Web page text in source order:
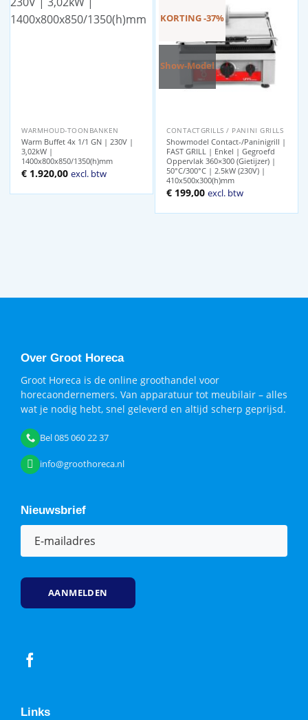
WARMHOUD-TOONBANKEN
Warm Buffet 4x 1/1 GN | 230V |
3,02kW |
1400x800x850/1350(h)mm
€ 1.920,00 excl. btw
KORTING -37%
Show-Model
CONTACTGRILLS / PANINI GRILLS
Showmodel Contact-/Paninigrill |
FAST GRILL | Enkel | Gegroefd
Oppervlak 360×300 (Gietijzer) |
50°C/300°C | 2.5kW (230V) |
410x500x300(h)mm
Oorspronkelijke
prijs
€ 199,00Huidige
prijs
excl. btw
Over Groot Horeca
Groot Horeca is de online groothandel voor
horecaondernemers. Van apparatuur tot meubilair – alles
wat je nodig hebt, snel geleverd en altijd scherp geprijsd.
Bel 085 060 22 37
info@groothoreca.nl
Nieuwsbrief
E-
mailadres(Vereist)
Links